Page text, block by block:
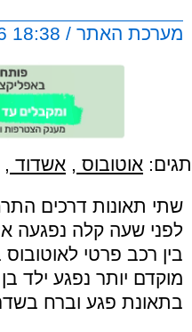
מערכת האתר / 18:38 18.05.26
תגים: אוטובוס , אשדוד ,
שתי תאונות דרכים
בין רכב פרטי
בתאונת פגע וברח